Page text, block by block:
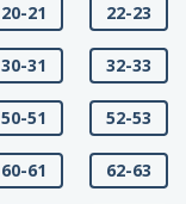
20-21 22-23
30-31 32-33
50-51 52-53
60-61 62-63